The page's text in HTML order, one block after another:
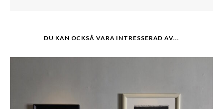
DU KAN OCKSÅ VARA INTRESSERAD AV...